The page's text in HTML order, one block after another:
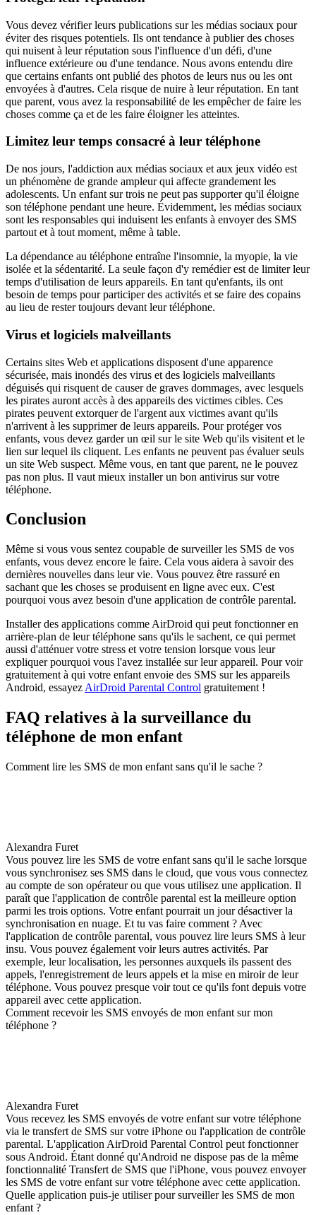
Vous devez vérifier leurs publications sur les médias sociaux pour
éviter des risques potentiels. Ils ont tendance à publier des choses
qui nuisent à leur réputation sous l'influence d'un défi, d'une
influence extérieure ou d'une tendance. Nous avons entendu dire
que certains enfants ont publié des photos de leurs nus ou les ont
envoyées à d'autres. Cela risque de nuire à leur réputation. En tant
que parent, vous avez la responsabilité de les empêcher de faire les
choses comme ça et de les faire éloigner les atteintes.
Limitez leur temps consacré à leur téléphone
De nos jours, l'addiction aux médias sociaux et aux jeux vidéo est
un phénomène de grande ampleur qui affecte grandement les
adolescents. Un enfant sur trois ne peut pas supporter qu'il éloigne
son téléphone pendant une heure. Évidemment, les médias sociaux
sont les responsables qui induisent les enfants à envoyer des SMS
partout et à tout moment, même à table.
La dépendance au téléphone entraîne l'insomnie, la myopie, la vie
isolée et la sédentarité. La seule façon d'y remédier est de limiter leur
temps d'utilisation de leurs appareils. En tant qu'enfants, ils ont
besoin de temps pour participer des activités et se faire des copains
au lieu de rester toujours devant leur téléphone.
Virus et logiciels malveillants
Certains sites Web et applications disposent d'une apparence
sécurisée, mais inondés des virus et des logiciels malveillants
déguisés qui risquent de causer de graves dommages, avec lesquels
les pirates auront accès à des appareils des victimes cibles. Ces
pirates peuvent extorquer de l'argent aux victimes avant qu'ils
n'arrivent à les supprimer de leurs appareils. Pour protéger vos
enfants, vous devez garder un œil sur le site Web qu'ils visitent et le
lien sur lequel ils cliquent. Les enfants ne peuvent pas évaluer seuls
un site Web suspect. Même vous, en tant que parent, ne le pouvez
pas non plus. Il vaut mieux installer un bon antivirus sur votre
téléphone.
Conclusion
Même si vous vous sentez coupable de surveiller les SMS de vos
enfants, vous devez encore le faire. Cela vous aidera à savoir des
dernières nouvelles dans leur vie. Vous pouvez être rassuré en
sachant que les choses se produisent en ligne avec eux. C'est
pourquoi vous avez besoin d'une application de contrôle parental.
Installer des applications comme AirDroid qui peut fonctionner en
arrière-plan de leur téléphone sans qu'ils le sachent, ce qui permet
aussi d'atténuer votre stress et votre tension lorsque vous leur
expliquer pourquoi vous l'avez installée sur leur appareil. Pour voir
gratuitement à qui votre enfant envoie des SMS sur les appareils
Android, essayez AirDroid Parental Control gratuitement !
FAQ relatives à la surveillance du
téléphone de mon enfant
Comment lire les SMS de mon enfant sans qu'il le sache ?
Alexandra Furet
Vous pouvez lire les SMS de votre enfant sans qu'il le sache lorsque
vous synchronisez ses SMS dans le cloud, que vous vous connectez
au compte de son opérateur ou que vous utilisez une application. Il
paraît que l'application de contrôle parental est la meilleure option
parmi les trois options. Votre enfant pourrait un jour désactiver la
synchronisation en nuage. Et tu vas faire comment ? Avec
l'application de contrôle parental, vous pouvez lire leurs SMS à leur
insu. Vous pouvez également voir leurs autres activités. Par
exemple, leur localisation, les personnes auxquels ils passent des
appels, l'enregistrement de leurs appels et la mise en miroir de leur
téléphone. Vous pouvez presque voir tout ce qu'ils font depuis votre
appareil avec cette application.
Comment recevoir les SMS envoyés de mon enfant sur mon
téléphone ?
Alexandra Furet
Vous recevez les SMS envoyés de votre enfant sur votre téléphone
via le transfert de SMS sur votre iPhone ou l'application de contrôle
parental. L'application AirDroid Parental Control peut fonctionner
sous Android. Étant donné qu'Android ne dispose pas de la même
fonctionnalité Transfert de SMS que l'iPhone, vous pouvez envoyer
les SMS de votre enfant sur votre téléphone avec cette application.
Quelle application puis-je utiliser pour surveiller les SMS de mon
enfant ?